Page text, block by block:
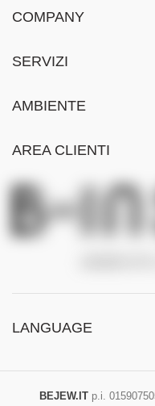
COMPANY
SERVIZI
AMBIENTE
AREA CLIENTI
LANGUAGE
BEJEW.ITp.i.